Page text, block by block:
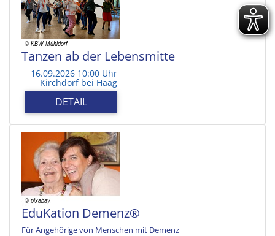
Tanzen ab der Lebensmitte
16.09.2026 10:00 Uhr
Kirchdorf bei Haag
DETAIL
EduKation Demenz®
Für Angehörige von Menschen mit Demenz